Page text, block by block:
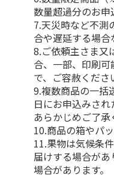
数量超過分のお申
7.天災時など不測
合や遅延する場合
8.ご依頼主さま又
合、一部、印刷
で、ご容赦くださ
9.複数商品の一括
日にお申込みされ
あらかじめご了承
10.商品の箱やパ
11.果物は気候条
届けする場合が
場合があります。